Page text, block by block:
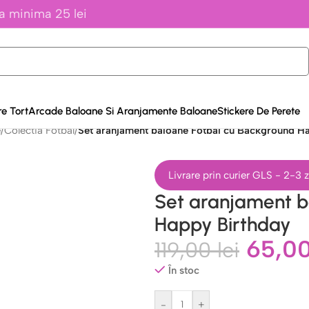
minima 25 lei
TortArcade Baloane Si Aranjamente BaloaneStickere De Perete
/Colectia Fotbal/Set aranjament baloane Fotbal cu Background
Livrare prin curier GLS - 2-3
Set aranjament
Happy Birthday
119,00lei
În stoc
- +